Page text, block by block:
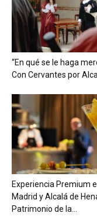
“En qué se le haga
Con Cervantes por
Experiencia Premium
Madrid y Alcalá de
Patrimonio de la...